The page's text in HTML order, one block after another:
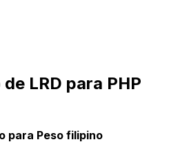
LRD para PHP
para Peso filipino